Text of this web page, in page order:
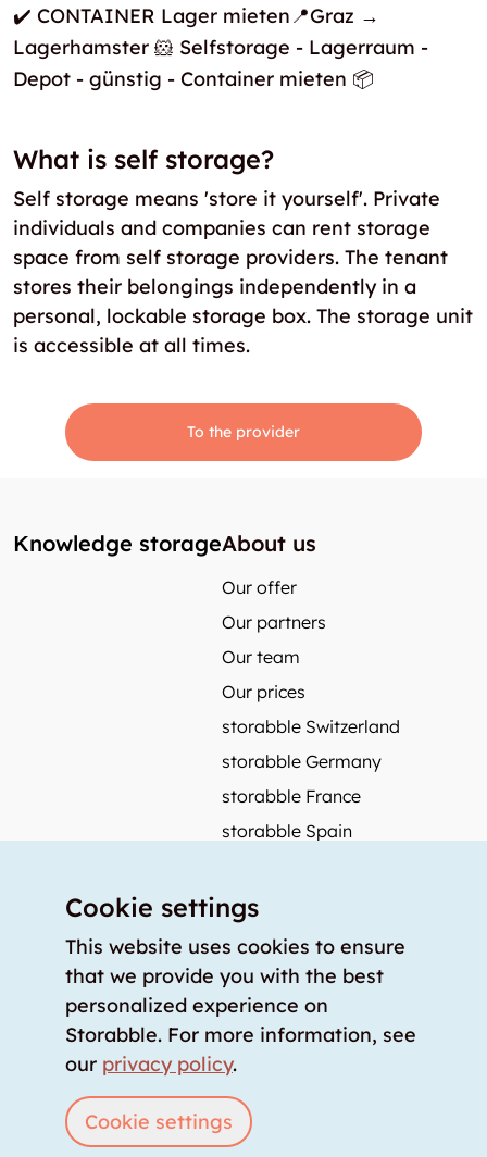
✔️ CONTAINER Lager mieten📍Graz →
Lagerhamster 🐹 Selfstorage - Lagerraum -
Depot - günstig - Container mieten 📦
What is self storage?
Self storage means 'store it yourself'. Private
individuals and companies can rent storage
space from self storage providers. The tenant
stores their belongings independently in a
personal, lockable storage box. The storage unit
is accessible at all times.
To the provider
Knowledge storageAbout us
Our offer
Our partners
Our team
Our prices
storabble Switzerland
storabble Germany
storabble France
storabble Spain
Press coverage
How to calculate the size of a storage room?
How much does a storage room cost?
For storage providers
Login List storage room
Cookie settings
This website uses cookies to ensure
that we provide you with the best
personalized experience on
Storabble. For more information, see
our privacy policy.
Cookie settings